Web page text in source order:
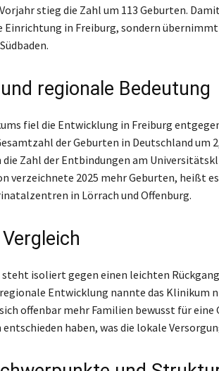
stieg die Zahl um 113 Geburten.
in Freiburg, sondern
regionale Bedeutung
fiel die Entwicklung in Freiburg
der Geburten in Deutschland um
Zahl der Entbindungen am
verzeichnete 2025 mehr Geburten, heißt
in Lörrach und Offenburg.
isoliert gegen einen leichten
Entwicklung nannte das Klinikum
offenbar mehr Familien bewusst für
haben, was die lokale